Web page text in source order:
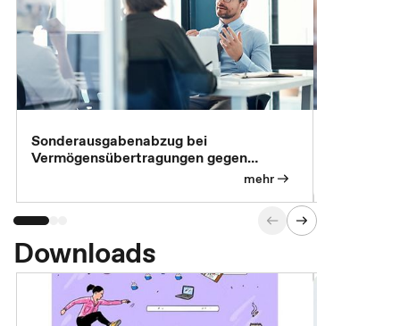
Sonderausgabenabzug bei
Vermögensübertragungen gegen
mehr
Downloads